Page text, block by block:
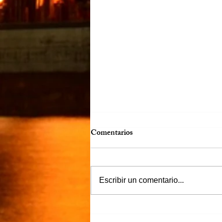
Víctor Murguía
Comentarios
Escribir un comentario...